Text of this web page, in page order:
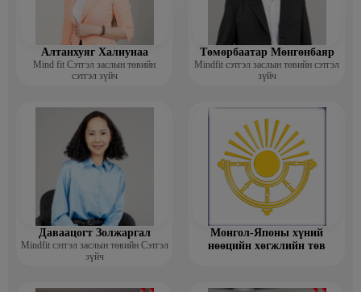
Алтанхуяг Халиунаа
Mind fit Сэтгэл заслын төвийн
сэтгэл зүйч
Төмөрбаатар Мөнгөнбаяр
Mindfit сэтгэл заслын төвийн сэтгэл
зүйч
Даваацогт Золжаргал
Mindfit сэтгэл заслын төвийн Сэтгэл
зүйч
Монгол-Японы хүний
нөөцийн хөгжлийн төв